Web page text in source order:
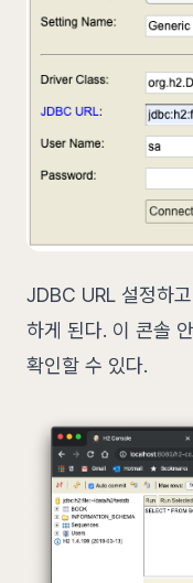
JDBC URL 설정하
하게 된다. 이 콘솔
확인할 수 있다.